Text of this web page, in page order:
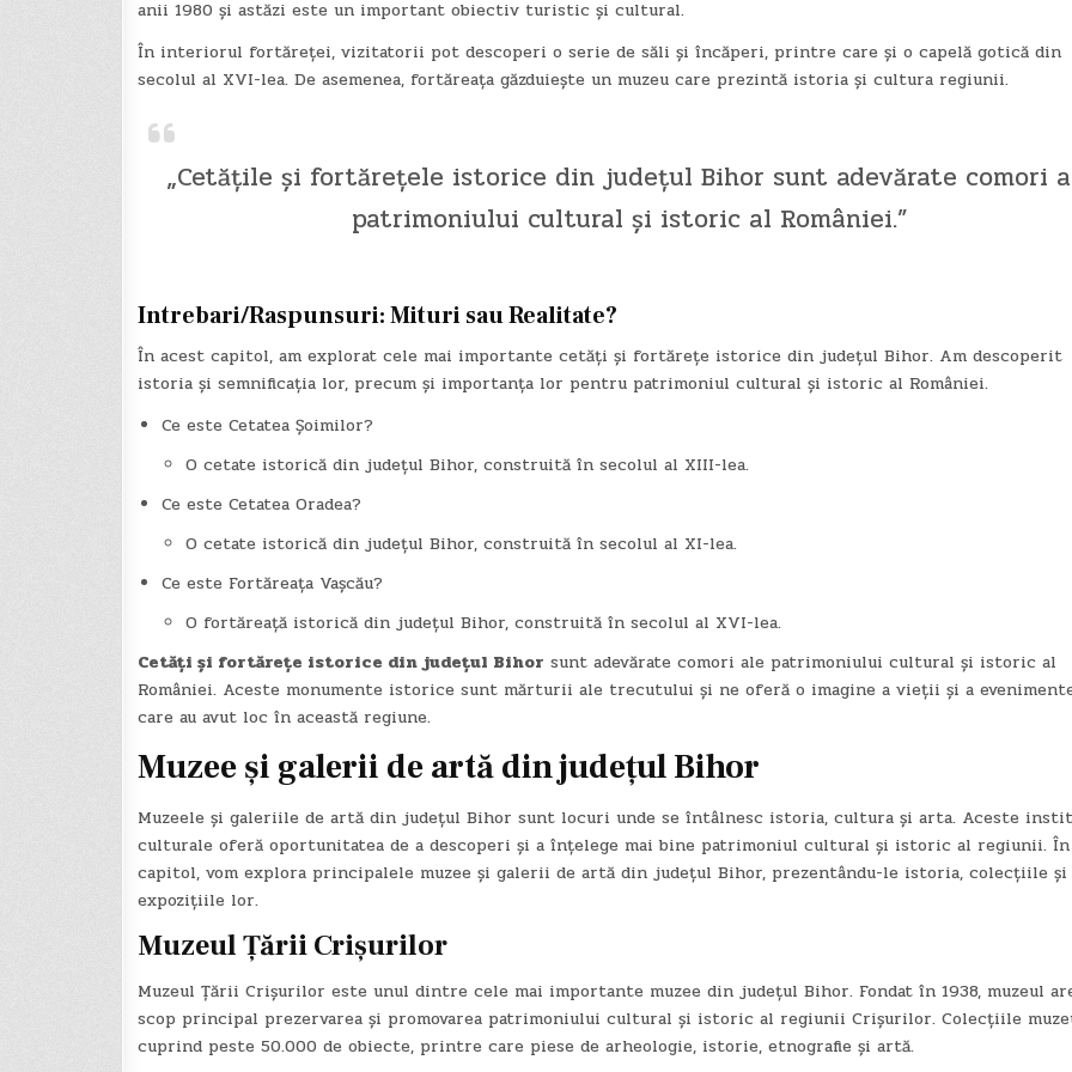
anii 1980 și astăzi este un important obiectiv turistic și cultural.
În interiorul fortăreței, vizitatorii pot descoperi o serie de săli și încăperi, printre care și o capelă gotică din
secolul al XVI-lea. De asemenea, fortăreața găzduiește un muzeu care prezintă istoria și cultura regiunii.
„Cetățile și fortărețele istorice din județul Bihor sunt adevărate comori
patrimoniului cultural și istoric al României.”
Intrebari/Raspunsuri: Mituri sau Realitate?
În acest capitol, am explorat cele mai importante cetăți și fortărețe istorice din județul Bihor. Am descoperit
istoria și semnificația lor, precum și importanța lor pentru patrimoniul cultural și istoric al României.
Ce este Cetatea Șoimilor?
O cetate istorică din județul Bihor, construită în secolul al XIII-lea.
Ce este Cetatea Oradea?
O cetate istorică din județul Bihor, construită în secolul al XI-lea.
Ce este Fortăreața Vașcău?
O fortăreață istorică din județul Bihor, construită în secolul al XVI-lea.
Cetăți și fortărețe istorice din județul Bihor sunt adevărate comori ale patrimoniului cultural și istoric al
României. Aceste monumente istorice sunt mărturii ale trecutului și ne oferă o imagine a vieții și a
care au avut loc în această regiune.
Muzee și galerii de artă din județul Bihor
Muzeele și galeriile de artă din județul Bihor sunt locuri unde se întâlnesc istoria, cultura și arta. Aceste
culturale oferă oportunitatea de a descoperi și a înțelege mai bine patrimoniul cultural și istoric al regiunii.
capitol, vom explora principalele muzee și galerii de artă din județul Bihor, prezentându-le istoria, colecțiile și
expozițiile lor.
Muzeul Țării Crișurilor
Muzeul Țării Crișurilor este unul dintre cele mai importante muzee din județul Bihor. Fondat în 1938, muzeul
scop principal prezervarea și promovarea patrimoniului cultural și istoric al regiunii Crișurilor. Colecțiile
cuprind peste 50.000 de obiecte, printre care piese de arheologie, istorie, etnografie și artă.